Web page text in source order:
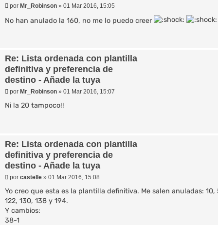
M
n
por Mr_Robinson » 01 Mar 2016, 15:05
No han anulado la 160, no me lo puedo creer
Re: Lista ordenada con plantilla
definitiva y preferencia de
destino - Añade la tuya
M
n
por Mr_Robinson » 01 Mar 2016, 15:07
Ni la 20 tampoco!!
Re: Lista ordenada con plantilla
definitiva y preferencia de
destino - Añade la tuya
M
n
s
a
j
e
por castelle » 01 Mar 2016, 15:08
Yo creo que esta es la plantilla definitiva. Me salen anuladas: 10,
122, 130, 138 y 194.
Y cambios:
38-1